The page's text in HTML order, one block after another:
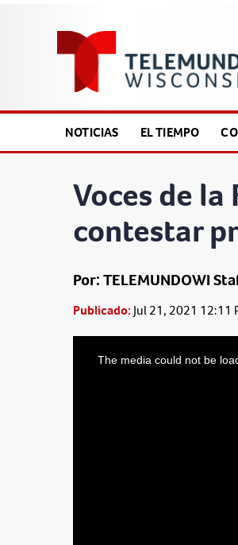
NOTICIAS EL TIEMPO
Voces de
contestar
Por: TELEMUNDOWI
Publicado: Jul 21, 2021 12:11
The media could not be